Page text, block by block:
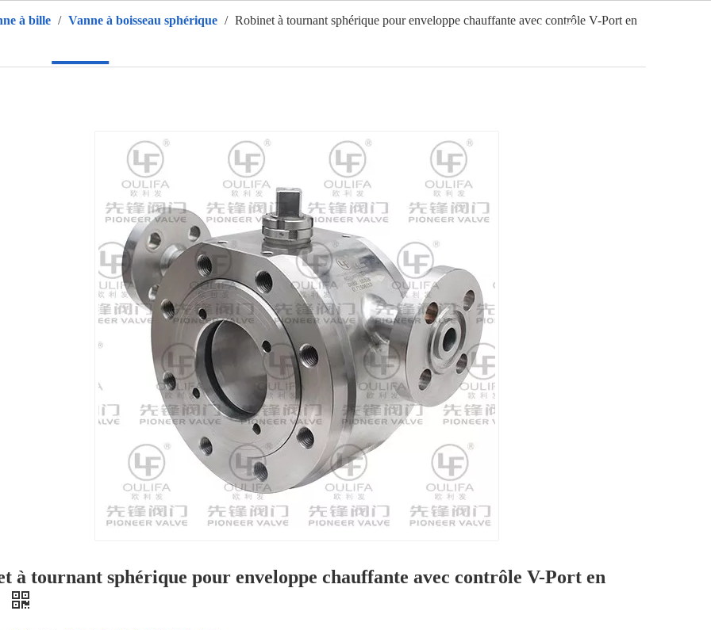
Français
à bille / Vanne à boisseau sphérique / Robinet à tournant sphérique pour enveloppe chauffante avec contrôle V-Port en
à tournant sphérique pour enveloppe chauffante avec contrôle V-Port en